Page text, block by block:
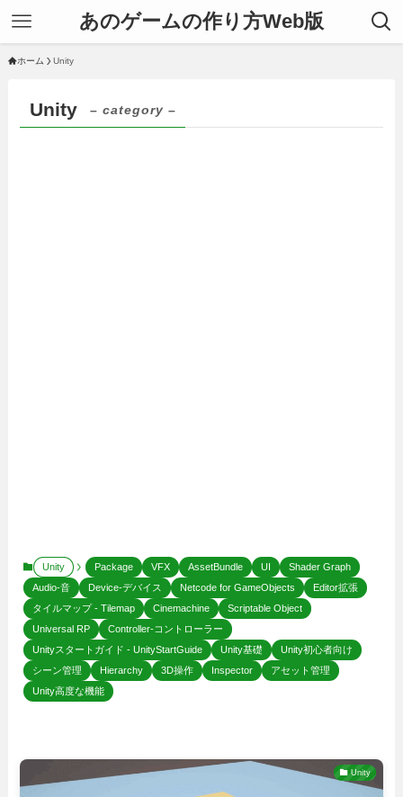
あのゲームの作り方Web版
ホーム Unity
Unity – category –
Unity Package VFX AssetBundle UI
Shader Graph
Audio-音
Device-デバイス Netcode for GameObjects
Editor拡張
タイルマップ - Tilemap
Cinemachine
Scriptable Object
Universal RP
Controller-コントローラー
Unityスタートガイド - UnityStartGuide
Unity基礎
Unity初心者向け
シーン管理
Hierarchy 3D操作 Inspector
アセット管理
Unity高度な機能
Unity